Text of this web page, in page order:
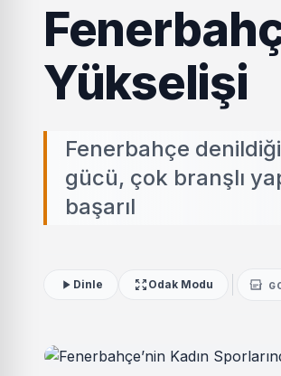
Yükselişi
Fenerbahçe
gücü, çok branşlı
başarıl
Dinle Odak Modu